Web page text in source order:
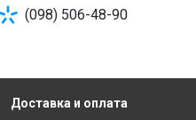
(098) 506-48-90
Доставка и оплата